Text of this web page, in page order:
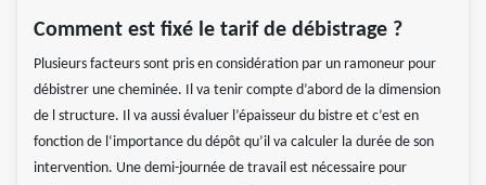
Comment est fixé le tarif de débistrage ?
Plusieurs facteurs sont pris en considération par un ramoneur pour
débistrer une cheminée. Il va tenir compte d’abord de la dimension
de l structure. Il va aussi évaluer l’épaisseur du bistre et c’est en
fonction de l‘importance du dépôt qu’il va calculer la durée de son
intervention. Une demi-journée de travail est nécessaire pour